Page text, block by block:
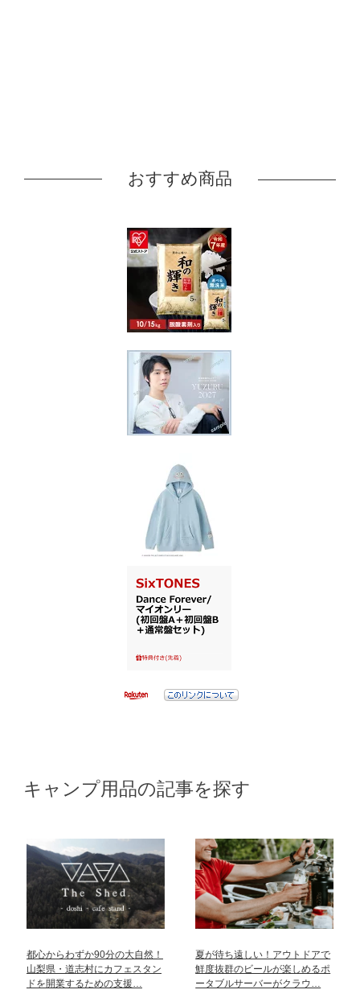
おすすめ商品
キャンプ用品の記事を探す
都心からわずか90分の大自然！
山梨県・道志村にカフェスタン
ドを開業するための支援…
夏が待ち遠しい！アウトドアで
鮮度抜群のビールが楽しめるポ
ータブルサーバーがクラウ…